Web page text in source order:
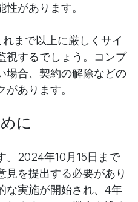
があります。
まで以上に厳しくサイ
視するでしょう。コンプ
場合、契約の解除などの
あります。
に
。2024年10月15日まで
見を提出する必要があり
な実施が開始され、4年